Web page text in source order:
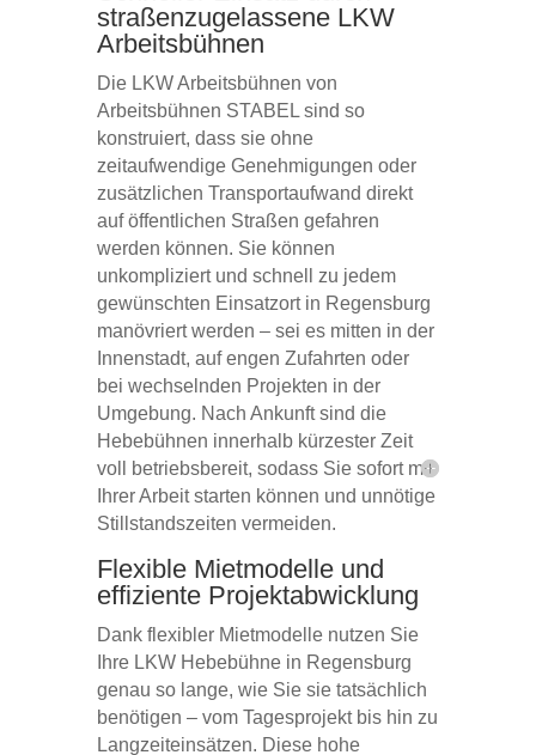
straßenzugelassene LKW
Arbeitsbühnen
Die LKW Arbeitsbühnen von
Arbeitsbühnen STABEL sind so
konstruiert, dass sie ohne
zeitaufwendige Genehmigungen oder
zusätzlichen Transportaufwand direkt
auf öffentlichen Straßen gefahren
werden können. Sie können
unkompliziert und schnell zu jedem
gewünschten Einsatzort in Regensburg
manövriert werden – sei es mitten in der
Innenstadt, auf engen Zufahrten oder
bei wechselnden Projekten in der
Umgebung. Nach Ankunft sind die
Hebebühnen innerhalb kürzester Zeit
voll betriebsbereit, sodass Sie sofort mit
Ihrer Arbeit starten können und unnötige
Stillstandszeiten vermeiden.
Flexible Mietmodelle und
effiziente Projektabwicklung
Dank flexibler Mietmodelle nutzen Sie
Ihre LKW Hebebühne in Regensburg
genau so lange, wie Sie sie tatsächlich
benötigen – vom Tagesprojekt bis hin zu
Langzeiteinsätzen. Diese hohe